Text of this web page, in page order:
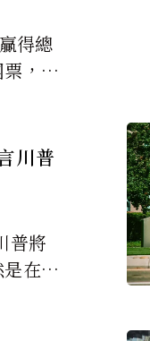
得總
，重
直接
川普
普將
在幾